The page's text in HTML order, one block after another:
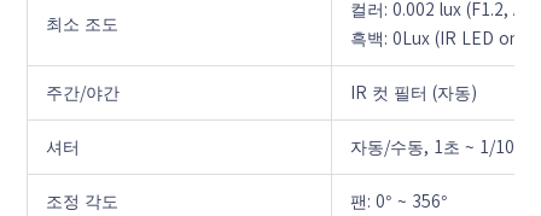
최소 조도
컬러: 0.002 lux (F1.2,
흑백: 0Lux (IR LED on)
주간/야간 IR 컷 필터 (자동)
셔터 자동/수동, 1초 ~ 1/
조정 각도 팬: 0° ~ 356°